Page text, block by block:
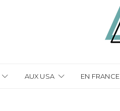
AUX USA EN FRANCE